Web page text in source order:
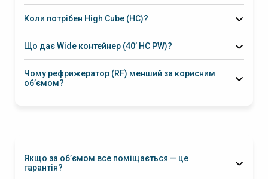
Коли потрібен High Cube (HC)?
Що дає Wide контейнер (40’ HC PW)?
Чому рефрижератор (RF) менший за корисним
об’ємом?
Якщо за об’ємом все поміщається — це
гарантія?